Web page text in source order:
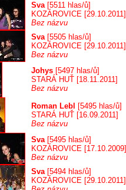
Sva[5511 hlas/ů]
KOZÁROVICE [29.10.2011]
Bez názvu
Sva[5505 hlas/ů]
KOZÁROVICE [29.10.2011]
Bez názvu
Johys [5497 hlas/ů]
STARÁ HUŤ [18.11.2011]
Bez názvu
Roman Lebl
[5495 hlas/ů]
STARÁ HUŤ [16.09.2011]
Bez názvu
Sva[5495 hlas/ů]
KOZÁROVICE [17.10.2009]
Bez názvu
Sva[5494 hlas/ů]
KOZÁROVICE [29.10.2011]